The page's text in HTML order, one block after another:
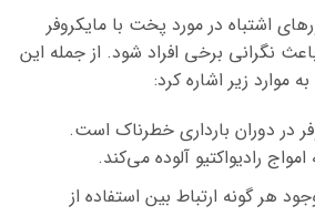
اشتباه در مورد پخت با مایکروفر
نگرانی برخی افراد شود. از جمله این
موارد زیر اشاره کرد:
در دوران بارداری خطرناک است.
امواج رادیواکتیو آلوده می‌کند.
هر گونه ارتباط بین استفاده از